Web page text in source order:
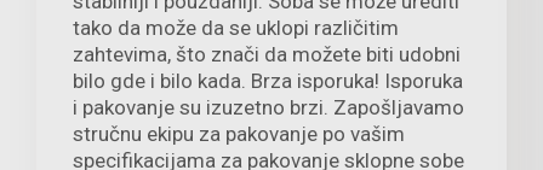
tako da može da se uklopi različitim
zahtevima, što znači da možete biti udobni
bilo gde i bilo kada. Brza isporuka! Isporuka
i pakovanje su izuzetno brzi. Zapošljavamo
stručnu ekipu za pakovanje po vašim
specifikacijama za pakovanje sklopne sobe